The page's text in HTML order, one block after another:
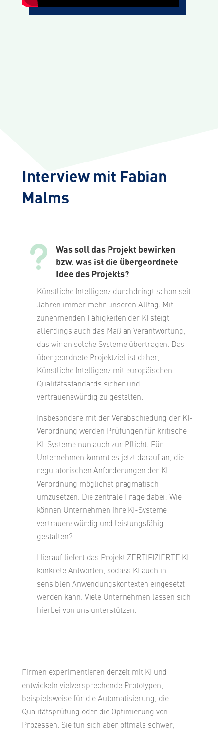
Interview mit Fabian
Malms
u
Was soll das Projekt bewirken
bzw. was ist die übergeordnete
Idee des Projekts?
Künstliche Intelligenz durchdringt schon seit
Jahren immer mehr unseren Alltag. Mit
zunehmenden Fähigkeiten der KI steigt
allerdings auch das Maß an Verantwortung,
das wir an solche Systeme übertragen. Das
übergeordnete Projektziel ist daher,
Künstliche Intelligenz mit europäischen
Qualitätsstandards sicher und
vertrauenswürdig zu gestalten.
Insbesondere mit der Verabschiedung der KI-
Verordnung werden Prüfungen für kritische
KI-Systeme nun auch zur Pflicht. Für
Unternehmen kommt es jetzt darauf an, die
regulatorischen Anforderungen der KI-
Verordnung möglichst pragmatisch
umzusetzen. Die zentrale Frage dabei: Wie
können Unternehmen ihre KI-Systeme
vertrauenswürdig und leistungsfähig
gestalten?
Hierauf liefert das Projekt ZERTIFIZIERTE KI
konkrete Antworten, sodass KI auch in
sensiblen Anwendungskontexten eingesetzt
werden kann. Viele Unternehmen lassen sich
hierbei von uns unterstützen.
Firmen experimentieren derzeit mit KI und
entwickeln vielversprechende Prototypen,
beispielsweise für die Automatisierung, die
Qualitätsprüfung oder die Optimierung von
Prozessen. Sie tun sich aber oftmals schwer,